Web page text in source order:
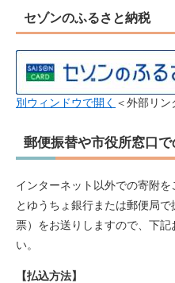
セゾンのふるさと納税
別ウィンドウで開く ＜外部リン
郵便振替や市役所窓口
インターネット以外での寄附
とゆうちょ銀行または郵便局
票）をお送りしますので、下
い。
【払込方法】